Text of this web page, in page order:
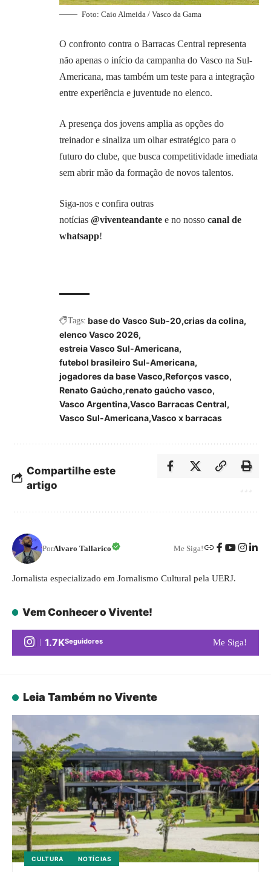
Foto: Caio Almeida / Vasco da Gama
O confronto contra o Barracas Central representa
não apenas o início da campanha do Vasco na Sul-
Americana, mas também um teste para a integração
entre experiência e juventude no elenco.
A presença dos jovens amplia as opções do
treinador e sinaliza um olhar estratégico para o
futuro do clube, que busca competitividade imediata
sem abrir mão da formação de novos talentos.
Siga-nos e confira outras
notícias @viventeandante e no nosso canal de
whatsapp!
Tags: base do Vasco Sub-20 crias da colina
elenco Vasco 2026
estreia Vasco Sul-Americana
futebol brasileiro Sul-Americana
jogadores da base Vasco Reforços vasco
Renato Gaúcho renato gaúcho vasco
Vasco Argentina Vasco Barracas Central
Vasco Sul-Americana Vasco x barracas
Compartilhe este
artigo
PorAlvaro Tallarico Me Siga!
Jornalista especializado em Jornalismo Cultural pela UERJ.
Vem Conhecer o Vivente!
1.7KSeguidores Me Siga!
Leia Também no Vivente
CULTURA NOTÍCIAS